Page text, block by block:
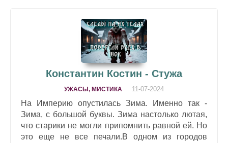
Константин Костин - Стужа
УЖАСЫ, МИСТИКА 11-07-2024
На Империю опустилась Зима. Именно так -
Зима, с большой буквы. Зима настолько лютая,
что старики не могли припомнить равной ей. Но
это еще не все печали.В одном из городов